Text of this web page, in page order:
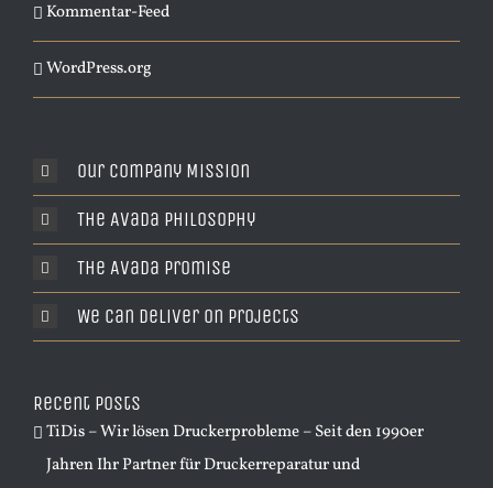
Kommentar-Feed
WordPress.org
Our Company Mission
The Avada Philosophy
The Avada Promise
We Can Deliver On Projects
Recent Posts
TiDis – Wir lösen Druckerprobleme – Seit den 1990er
Jahren Ihr Partner für Druckerreparatur und